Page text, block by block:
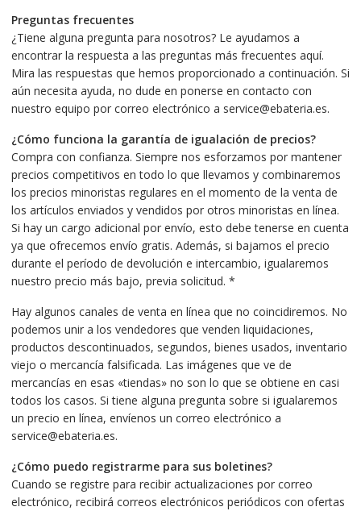
Preguntas frecuentes
¿Tiene alguna pregunta para nosotros? Le ayudamos a
encontrar la respuesta a las preguntas más frecuentes aquí.
Mira las respuestas que hemos proporcionado a continuación. Si
aún necesita ayuda, no dude en ponerse en contacto con
nuestro equipo por correo electrónico a service@ebateria.es.
¿Cómo funciona la garantía de igualación de precios?
Compra con confianza. Siempre nos esforzamos por mantener
precios competitivos en todo lo que llevamos y combinaremos
los precios minoristas regulares en el momento de la venta de
los artículos enviados y vendidos por otros minoristas en línea.
Si hay un cargo adicional por envío, esto debe tenerse en cuenta
ya que ofrecemos envío gratis. Además, si bajamos el precio
durante el período de devolución e intercambio, igualaremos
nuestro precio más bajo, previa solicitud. *
Hay algunos canales de venta en línea que no coincidiremos. No
podemos unir a los vendedores que venden liquidaciones,
productos descontinuados, segundos, bienes usados, inventario
viejo o mercancía falsificada. Las imágenes que ve de
mercancías en esas «tiendas» no son lo que se obtiene en casi
todos los casos. Si tiene alguna pregunta sobre si igualaremos
un precio en línea, envíenos un correo electrónico a
service@ebateria.es.
¿Cómo puedo registrarme para sus boletines?
Cuando se registre para recibir actualizaciones por correo
electrónico, recibirá correos electrónicos periódicos con ofertas